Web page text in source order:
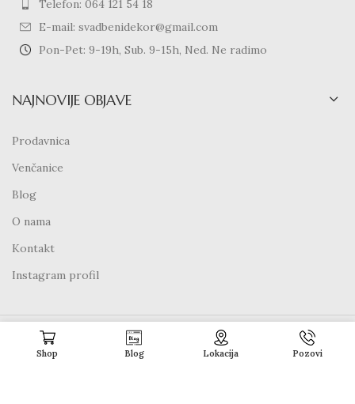
Telefon: 064 121 54 18
E-mail: svadbenidekor@gmail.com
Pon-Pet: 9-19h, Sub. 9-15h, Ned. Ne radimo
NAJNOVIJE OBJAVE
Prodavnica
Venčanice
Blog
O nama
Kontakt
Instagram profil
Copyright
2022 Svadbeni dekor
Shop
Blog Lokacija Pozovi